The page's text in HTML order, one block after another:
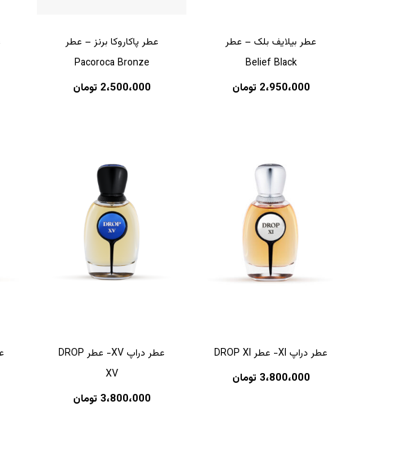
عطر بیلایف بلک – عطر
Belief Black
2،950،000 تومان
عطر پاکاروکا برنز – عطر
Pacoroca Bronze
2،500،000 تومان
عطر دراپ XI- عطر DROP XI
3،800،000 تومان
عطر دراپ XV- عطر DROP
XV
3،800،000 تومان